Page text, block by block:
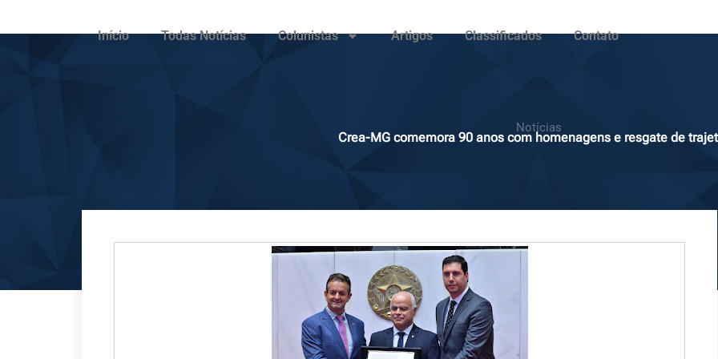
Início Todas Notícias Colunistas Artigos Classificados Contato
Notícias
Crea-MG comemora 90 anos com homenagens e resgate de